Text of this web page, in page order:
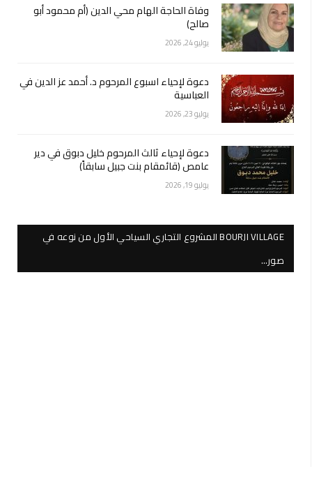
وفاة الحاجة الهام محي الدين (أم محمود أبو
صالح)
يوليو 24, 2026
دعوة لإحياء اسبوع المرحوم د. أحمد عز الدين في
العباسية
يوليو 23, 2026
دعوة لإحياء ثالث المرحوم خليل دبوق في دير
عامص (قائمقام بنت جبيل سابقاً)
يوليو 19, 2026
BOURJI VILLAGE المشروع التجاري السياحي الأول من نوعه في
صور…